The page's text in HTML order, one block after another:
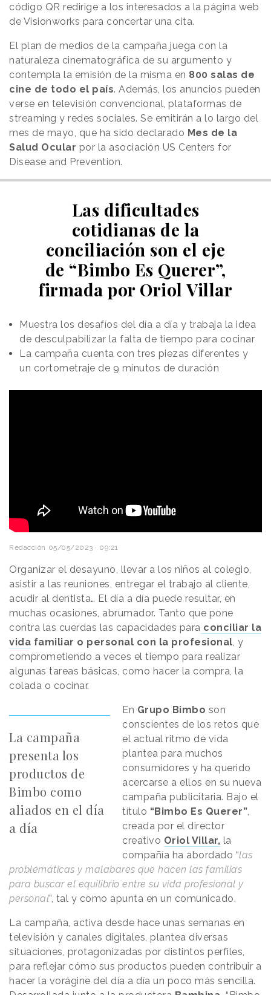
código QR redirige a los interesados a la página web
de Visionworks para concertar una cita.
El plan de medios de la campaña juega con la
naturaleza cinematográfica de su argumento y
contempla la emisión de la misma en 800 salas de
cine de todo el país. Además, los anuncios pueden
verse en televisión convencional, plataformas de
streaming y redes sociales. Se emitirán a lo largo del
mes de mayo, que ha sido declarado Mes de la
Salud Ocular por la asociación US Centers for
Disease and Prevention.
Las dificultades
cotidianas de la
conciliación son el eje
de “Bimbo Es Querer”,
firmada por Oriol Villar
Muestra los desafíos del día a día y trabaja la idea
de desculpabilizar la falta de tiempo para cocinar
La campaña cuenta con tres piezas diferentes y
un cortometraje de 9 minutos de duración
Redacción 05/05/2023 · 09:21
Organizar el desayuno, llevar a los niños al colegio,
asistir a las reuniones, entregar el trabajo al cliente,
acudir al dentista… El día a día puede resultar, en
muchas ocasiones, abrumador. Tanto que pone
contra las cuerdas las capacidades para conciliar la
vida familiar o personal con la profesional, y
comprometiendo a veces el tiempo para realizar
algunas tareas básicas, como hacer la compra, la
colada o cocinar.
La campaña
presenta los
productos de
Bimbo como
aliados en el día
a día
En Grupo Bimbo son
conscientes de los retos que
el actual ritmo de vida
plantea para muchos
consumidores y ha querido
acercarse a ellos en su nueva
campaña publicitaria. Bajo el
título “Bimbo Es Querer”,
creada por el director
creativo Oriol Villar, la
compañía ha abordado “las
problemáticas y malabares que hacen las familias
para buscar el equilibrio entre su vida profesional y
personal”, tal y como apunta en un comunicado.
La campaña, activa desde hace unas semanas en
televisión y canales digitales, plantea diversas
situaciones, protagonizadas por distintos perfiles,
para reflejar cómo sus productos pueden contribuir a
hacer la vorágine del día a día un poco más sencilla.